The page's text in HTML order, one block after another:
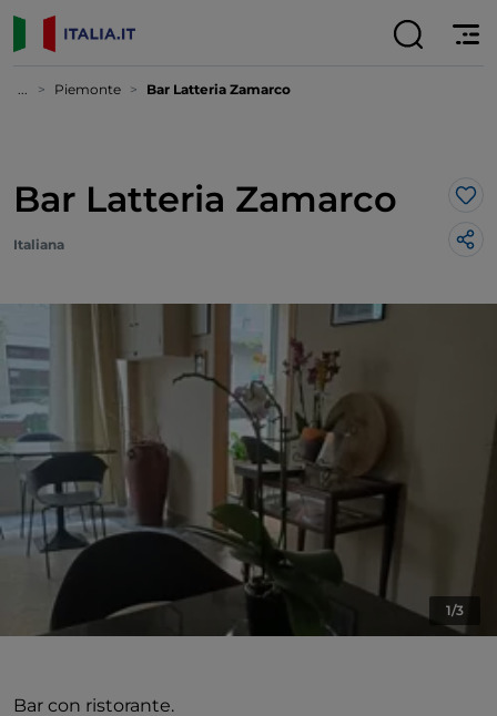
... Piemonte Bar Latteria Zamarco
Bar Latteria Zamarco
Italiana
1/3
Bar con ristorante.